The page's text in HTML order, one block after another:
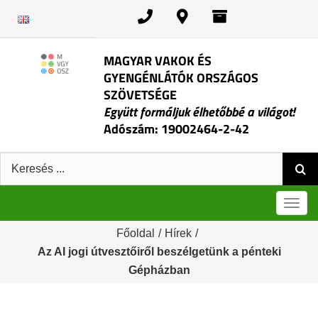
MAGYAR VAKOK ÉS
GYENGÉNLÁTÓK ORSZÁGOS
SZÖVETSÉGE
Együtt formáljuk élhetőbbé a világot!
Adószám: 19002464-2-42
Keresés:
Főoldal / Hírek /
Az AI jogi útvesztőiről beszélgetünk a pénteki
Gépházban